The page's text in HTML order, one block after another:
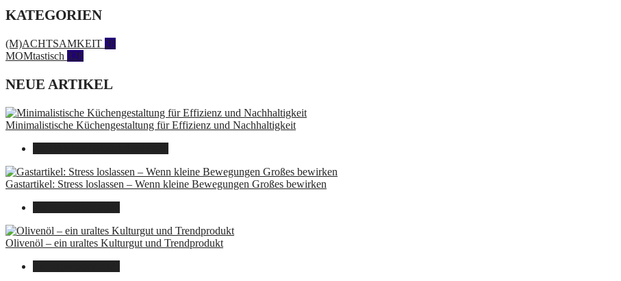
KATEGORIEN
(M)ACHTSAMKEIT 28
MOMtastisch 328
NEUE ARTIKEL
Minimalistische Küchengestaltung für Effizienz und Nachhaltigkeit
Gastartikel: Stress loslassen – Wenn kleine Bewegungen Großes bewirken
Olivenöl – ein uraltes Kulturgut und Trendprodukt